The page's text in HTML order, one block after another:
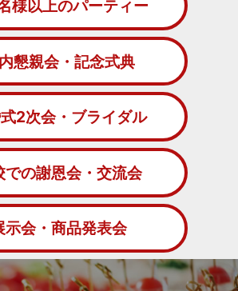
様以上のパーティー
懇親会・記念式典
2次会・ブライダル
での謝恩会・交流会
示会・商品発表会